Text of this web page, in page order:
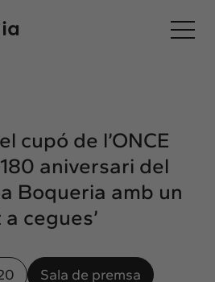
cupó de l’ONCE
aniversari del
Boqueria amb un
a cegues’
Sala de premsa